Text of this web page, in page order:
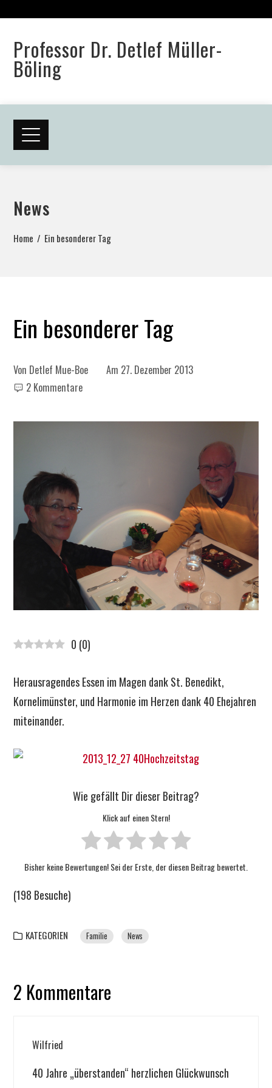
Professor Dr. Detlef Müller-
Böling
News
Home Ein besonderer Tag
Ein besonderer Tag
Von Detlef Mue-Boe Am 27. Dezember 2013
2 Kommentare
0 (0)
Herausragendes Essen im Magen dank St. Benedikt,
Kornelimünster, und Harmonie im Herzen dank 40 Ehejahren
miteinander.
Wie gefällt Dir dieser Beitrag?
Klick auf einen Stern!
Bisher keine Bewertungen! Sei der Erste, der diesen Beitrag bewertet.
(198 Besuche)
KATEGORIEN Familie News
2 Kommentare
Wilfried
40 Jahre „überstanden“ herzlichen Glückwunsch